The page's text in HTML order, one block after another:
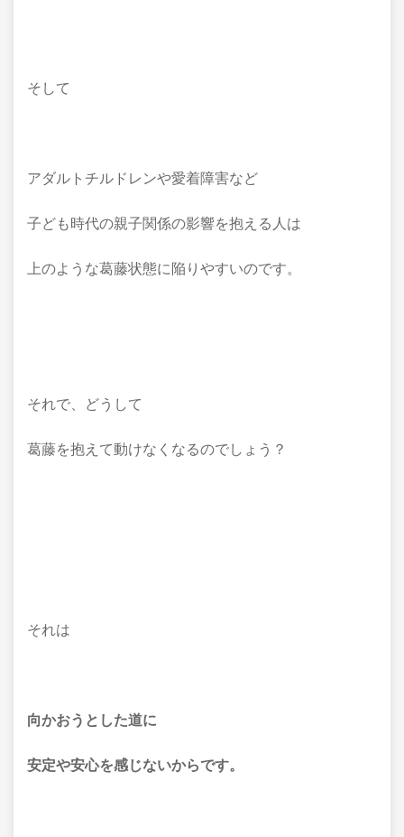
そして
アダルトチルドレンや愛着障害など
子ども時代の親子関係の影響を抱える人は
上のような葛藤状態に陥りやすいのです。
それで、どうして
葛藤を抱えて動けなくなるのでしょう？
それは
向かおうとした道に
安定や安心を感じないからです。